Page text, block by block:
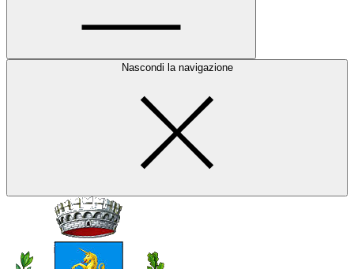
Nascondi la navigazione